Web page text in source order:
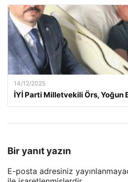
14/12/2025
İYİ Parti Milletvekili Örs, Yoğun
Bir yanıt yazın
E-posta adresiniz